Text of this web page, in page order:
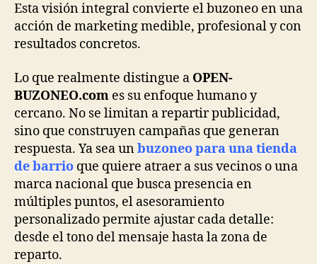
Esta visión integral convierte el buzoneo en una
acción de marketing medible, profesional y con
resultados concretos.
Lo que realmente distingue a OPEN-
BUZONEO.com es su enfoque humano y
cercano. No se limitan a repartir publicidad,
sino que construyen campañas que generan
respuesta. Ya sea unbuzoneo para una tienda
de barrio que quiere atraer a sus vecinos o una
marca nacional que busca presencia en
múltiples puntos, el asesoramiento
personalizado permite ajustar cada detalle:
desde el tono del mensaje hasta la zona de
reparto.